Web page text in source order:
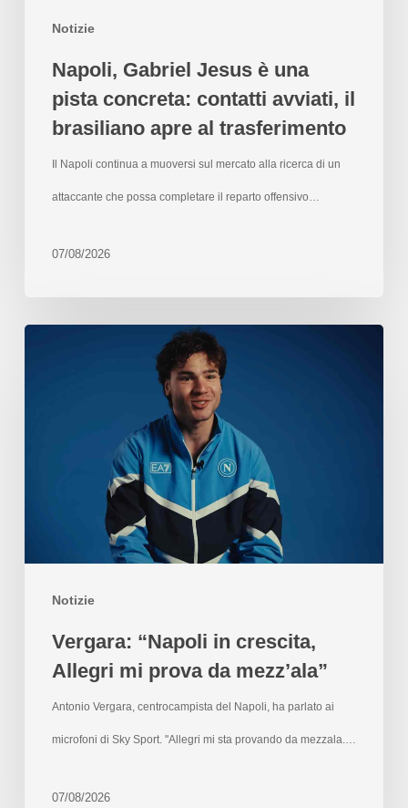
Notizie
Napoli, Gabriel Jesus è una
pista concreta: contatti avviati, il
brasiliano apre al trasferimento
Il Napoli continua a muoversi sul mercato alla ricerca di un
attaccante che possa completare il reparto offensivo…
07/08/2026
Notizie
Vergara: “Napoli in crescita,
Allegri mi prova da mezz’ala”
Antonio Vergara, centrocampista del Napoli, ha parlato ai
microfoni di Sky Sport. "Allegri mi sta provando da mezzala.…
07/08/2026